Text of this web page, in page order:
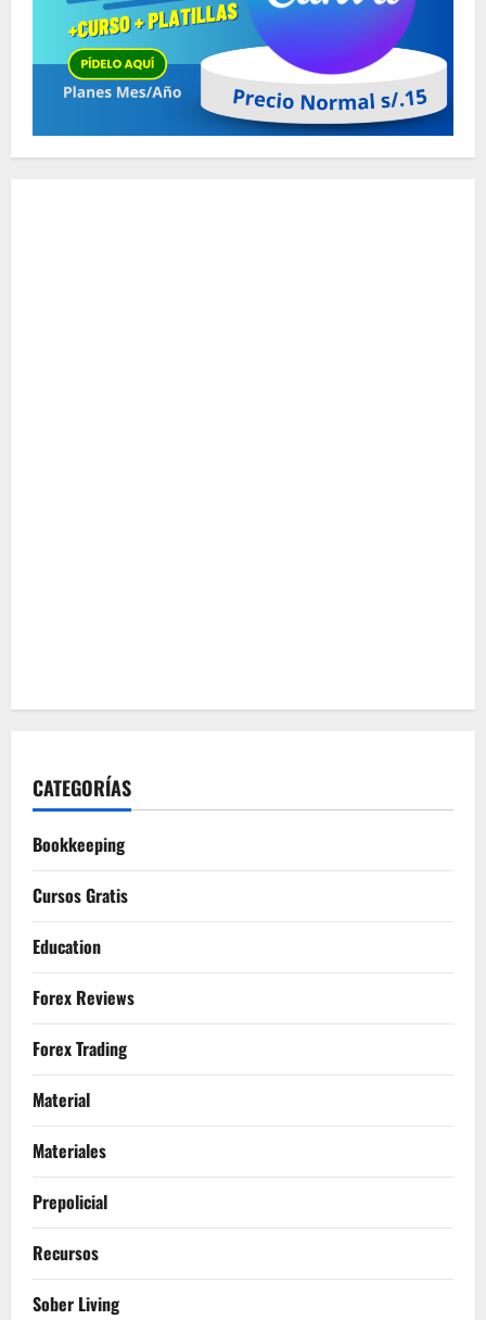
CATEGORÍAS
Bookkeeping
Cursos Gratis
Education
Forex Reviews
Forex Trading
Material
Materiales
Prepolicial
Recursos
Sober Living